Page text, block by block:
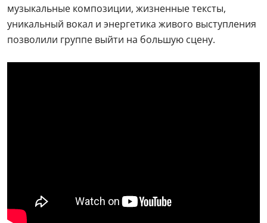
музыкальные композиции, жизненные тексты,
уникальный вокал и энергетика живого выступления
позволили группе выйти на большую сцену.